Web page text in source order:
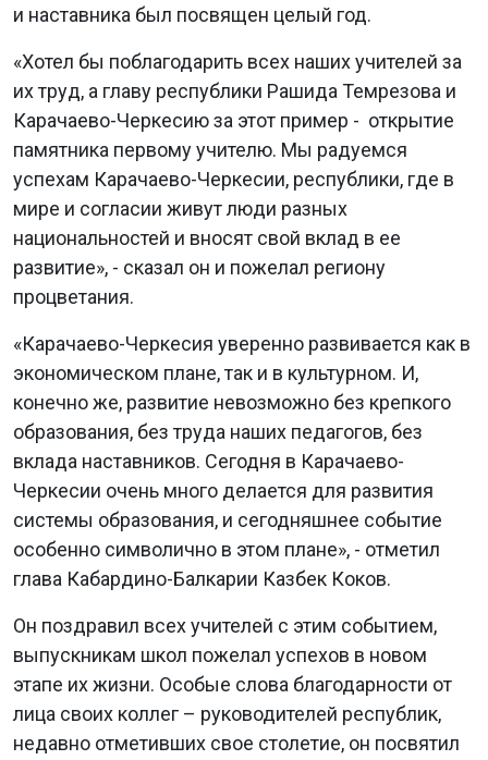
и наставника был посвящен целый год.
«Хотел бы поблагодарить всех наших учителей за
их труд, а главу республики Рашида Темрезова и
Карачаево-Черкесию за этот пример - открытие
памятника первому учителю. Мы радуемся
успехам Карачаево-Черкесии, республики, где в
мире и согласии живут люди разных
национальностей и вносят свой вклад в ее
развитие», - сказал он и пожелал региону
процветания.
«Карачаево-Черкесия уверенно развивается как в
экономическом плане, так и в культурном. И,
конечно же, развитие невозможно без крепкого
образования, без труда наших педагогов, без
вклада наставников. Сегодня в Карачаево-
Черкесии очень много делается для развития
системы образования, и сегодняшнее событие
особенно символично в этом плане», - отметил
глава Кабардино-Балкарии Казбек Коков.
Он поздравил всех учителей с этим событием,
выпускникам школ пожелал успехов в новом
этапе их жизни. Особые слова благодарности от
лица своих коллег – руководителей республик,
недавно отметивших свое столетие, он посвятил